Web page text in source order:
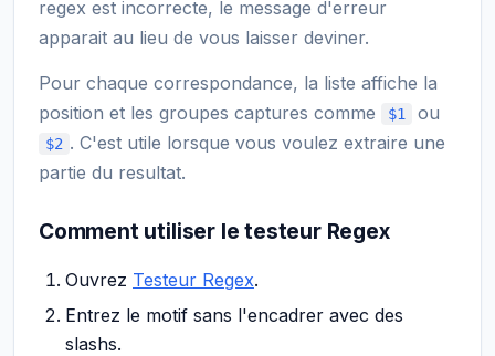
regex est incorrecte, le message d'erreur
apparait au lieu de vous laisser deviner.
Pour chaque correspondance, la liste affiche la
position et les groupes captures comme
$1 ou
$2 . C'est utile lorsque vous voulez extraire une
partie du resultat.
Comment utiliser le testeur Regex
Ouvrez Testeur Regex.
Entrez le motif sans l'encadrer avec des
slashs.